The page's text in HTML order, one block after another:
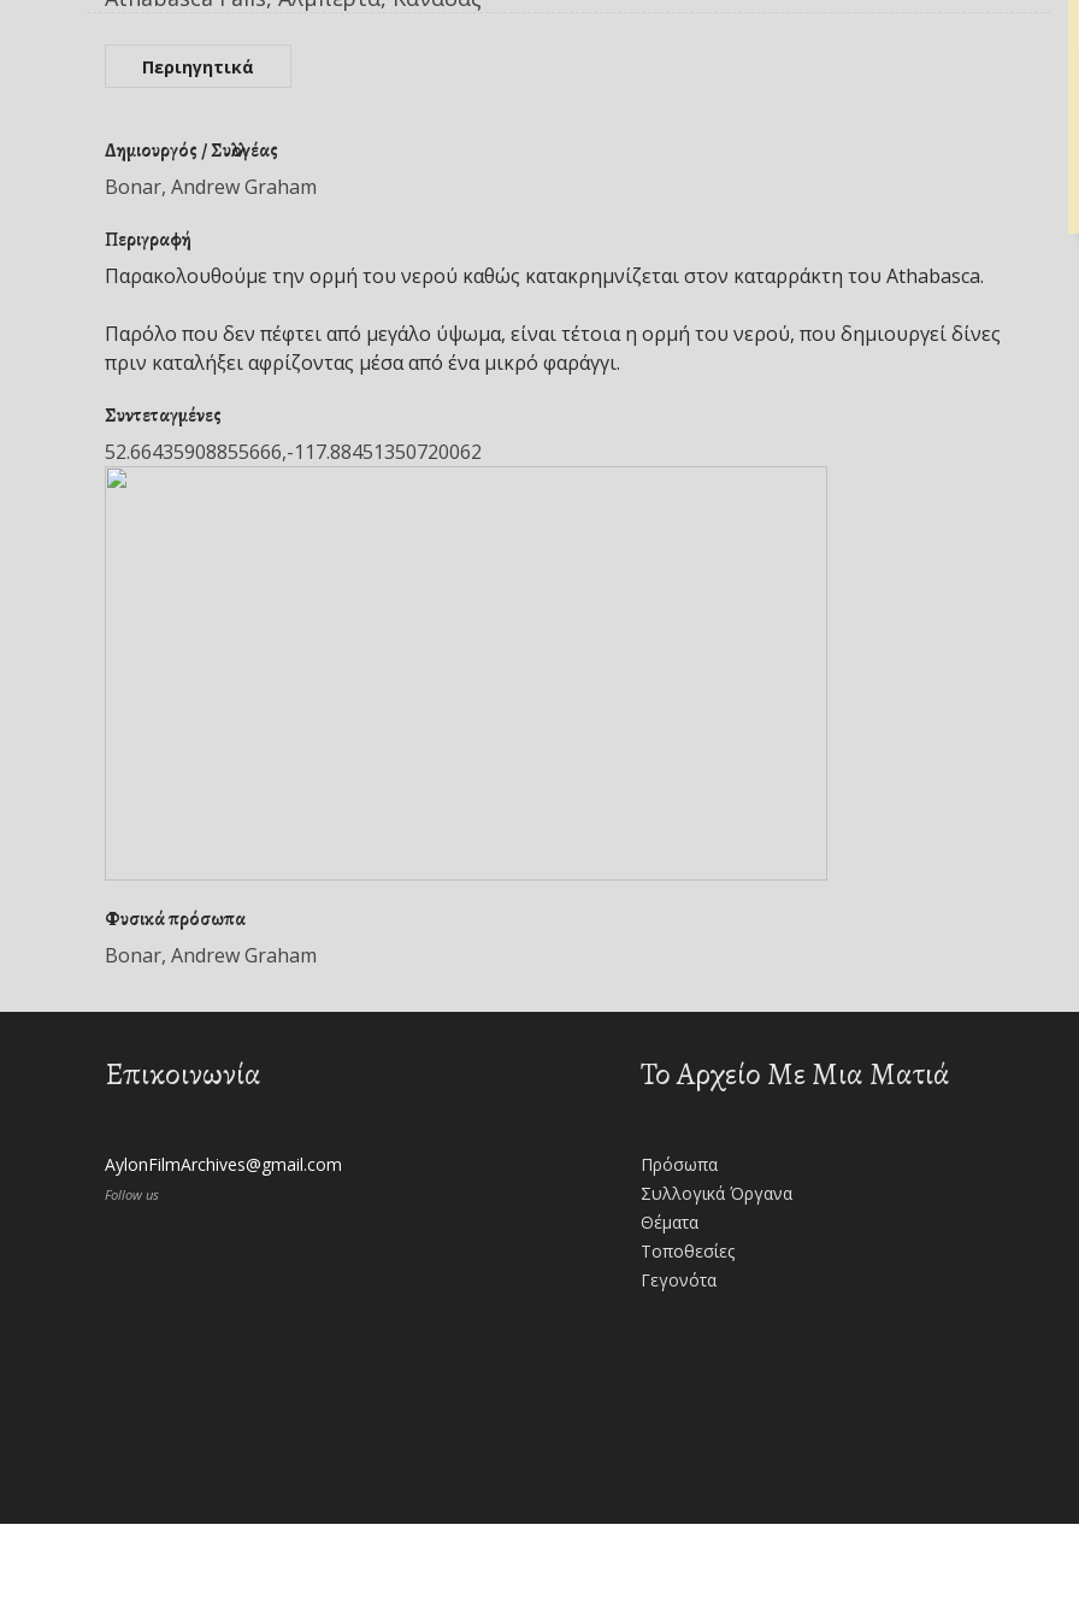
Περιηγητικά
Δημιουργός / Συλλογέας
Bonar, Andrew Graham
Περιγραφή
Παρακολουθούμε την ορμή του νερού καθώς κατακρημνίζεται στον καταρράκτη του Athabasca.
Παρόλο που δεν πέφτει από μεγάλο ύψωμα, είναι τέτοια η ορμή του νερού, που δημιουργεί δίνες
πριν καταλήξει αφρίζοντας μέσα από ένα μικρό φαράγγι.
Συντεταγμένες
52.66435908855666,-117.88451350720062
Φυσικά πρόσωπα
Bonar, Andrew Graham
Επικοινωνία
AylonFilmArchives@gmail.com
Follow us
Το Αρχείο Με Μια Ματιά
Πρόσωπα
Συλλογικά Όργανα
Θέματα
Τοποθεσίες
Γεγονότα